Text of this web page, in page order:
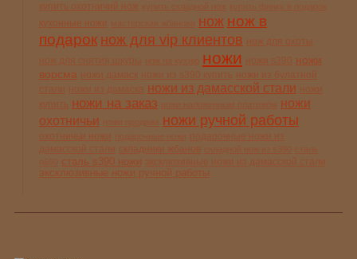
купить охотничий нож
кухонные ножи нож нож в
подарок нож для vip клиентов нож для охоты
ножи
ножи
ворсма
ножи дамаск
ножи из булатной
стали
ножи из дамасской стали
ножи
купить
ножи на заказ
ножи
охотничьи
ножи ручной работы
охотничьи ножи
складники жбанов
сталь s390 ножи
эксклюзивные ножи ручной работы